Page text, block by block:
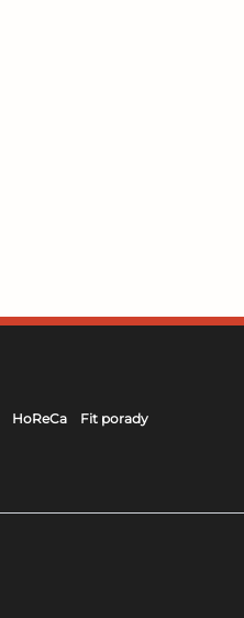
HoReCa Fit porady